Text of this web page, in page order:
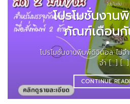
โปรโมชั่น
โปรโมชั่นงาน
ภัณฑ์เดือน
โปรโมชั่นงานพิมพ์ดิจิตอล ไม่จำ
จำ [...] [...]
CONTINUE